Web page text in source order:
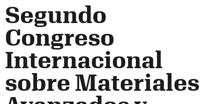
Segundo
Congreso
Internacional
sobre Materiales